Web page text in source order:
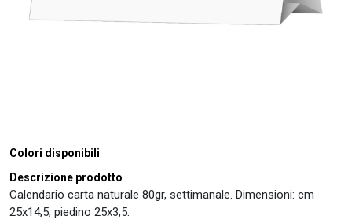
Descrizione prodotto
Calendario carta naturale 80gr, settimanale. Dimensioni: cm
25x14,5, piedino 25x3,5.
Colori disponibili